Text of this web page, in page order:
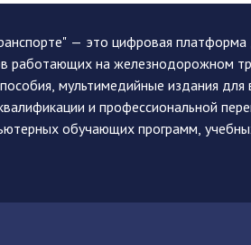
— это цифровая платформа
работающих на железнодорожном
мультимедийные издания для
и профессиональной
обучающих программ,